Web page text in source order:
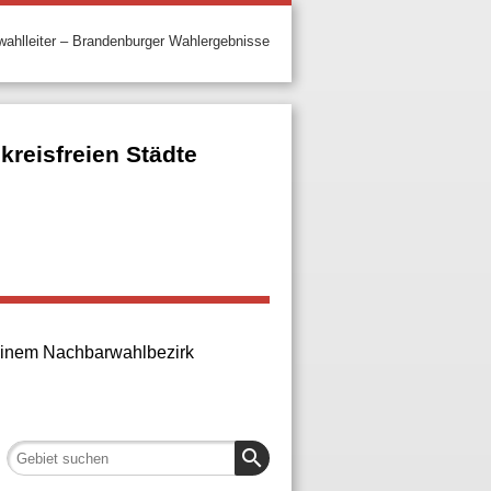
– Brandenburger Wahlergebnisse
Städte
Nachbarwahlbezirk
search